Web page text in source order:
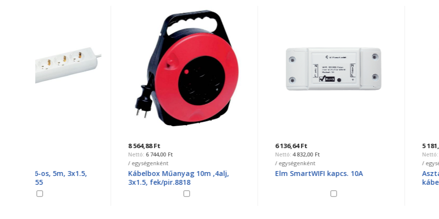
Kábelbox Műanyag 10m ,4alj,
Elm SmartWIFI kapcs. 10A
Asztali elosztó 6-os,
kábel nélkül, téglalap,